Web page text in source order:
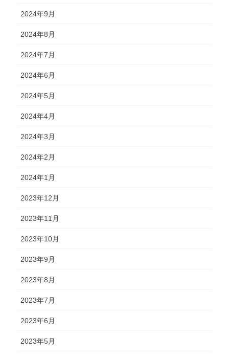
2024年9月
2024年8月
2024年7月
2024年6月
2024年5月
2024年4月
2024年3月
2024年2月
2024年1月
2023年12月
2023年11月
2023年10月
2023年9月
2023年8月
2023年7月
2023年6月
2023年5月